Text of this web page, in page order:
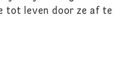
tot leven door ze af te